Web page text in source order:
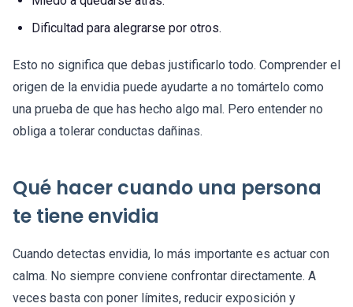
Dificultad para alegrarse por otros.
Esto no significa que debas justificarlo todo. Comprender el
origen de la envidia puede ayudarte a no tomártelo como
una prueba de que has hecho algo mal. Pero entender no
obliga a tolerar conductas dañinas.
Qué hacer cuando una persona
te tiene envidia
Cuando detectas envidia, lo más importante es actuar con
calma. No siempre conviene confrontar directamente. A
veces basta con poner límites, reducir exposición y